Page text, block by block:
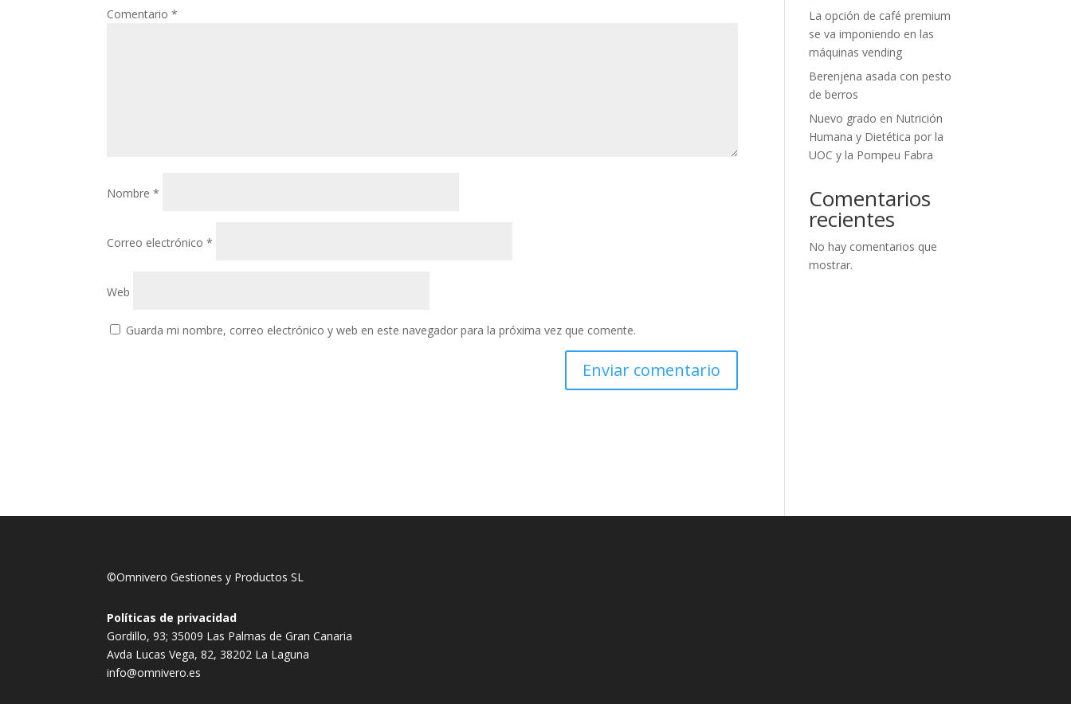
Comentario*
Nombre*
Correo electrónico*
Web
Guarda mi nombre, correo electrónico y web en este navegador para la próxima vez que comente.
La opción de café premium
se va imponiendo en las
máquinas vending
Berenjena asada con pesto
de berros
Nuevo grado en Nutrición
Humana y Dietética por la
UOC y la Pompeu Fabra
Comentarios
recientes
No hay comentarios que
mostrar.
©Omnivero Gestiones y Productos SL
Políticas de privacidad
Gordillo, 93; 35009 Las Palmas de Gran Canaria
Avda Lucas Vega, 82, 38202 La Laguna
info@omnivero.es